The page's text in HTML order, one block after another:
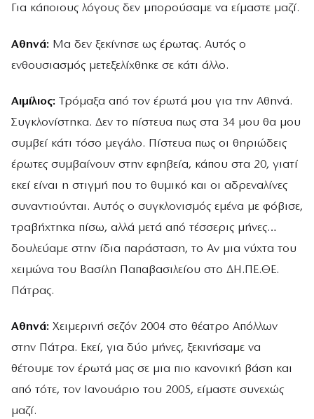
Για κάποιους λόγους δεν μπορούσαμε να είμαστε μαζί.
Αθηνά: Μα δεν ξεκίνησε ως έρωτας. Αυτός ο
ενθουσιασμός μετεξελίχθηκε σε κάτι άλλο.
Αιμίλιος: Τρόμαξα από τον έρωτά μου για την Αθηνά.
Συγκλονίστηκα. Δεν το πίστευα πως στα 34 μου θα μου
συμβεί κάτι τόσο μεγάλο. Πίστευα πως οι θηριώδεις
έρωτες συμβαίνουν στην εφηβεία, κάπου στα 20, γιατί
εκεί είναι η στιγμή που το θυμικό και οι αδρεναλίνες
συναντιούνται. Αυτός ο συγκλονισμός εμένα με φόβισε,
τραβήχτηκα πίσω, αλλά μετά από τέσσερις μήνες…
δουλεύαμε στην ίδια παράσταση, το Αν μια νύχτα του
χειμώνα του Βασίλη Παπαβασιλείου στο ΔΗ.ΠΕ.ΘΕ.
Πάτρας.
Αθηνά: Χειμερινή σεζόν 2004 στο θέατρο Απόλλων
στην Πάτρα. Εκεί, για δύο μήνες, ξεκινήσαμε να
θέτουμε τον έρωτά μας σε μια πιο κανονική βάση και
από τότε, τον Ιανουάριο του 2005, είμαστε συνεχώς
μαζί.